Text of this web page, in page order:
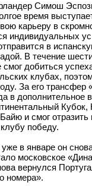
Симош
время
карьеру в
индивидуальных
в
В течение
смог добиться
клубах,
За его
в дополнительное
Кубок,
и смог
победу.
в январе он
московское
вернулся
номера».